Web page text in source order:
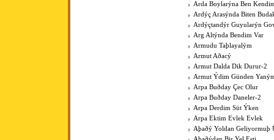
Arda Boylarýna Ben
Ardýç Arasýnda Biten
Ardýçtandýr Guyularýn
Arg Altýnda Bendim Var
Armudu Taþlayalým
Armut Aðacý
Armut Dalda Dik Durur-2
Armut Ýdim Günden
Arpa Buðday Çec Olur
Arpa Buðday Daneler-2
Arpa Derdim Süt Ýken
Arpa Ektim Evlek Evlek
Aþaðý Yoldan Geliyormuþ